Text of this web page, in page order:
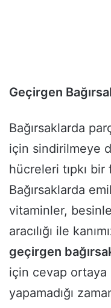
Geçirgen
Bağırsaklarda
için sindirilmeye
hücreleri tıpkı
Bağırsaklarda
vitaminler,
aracılığı ile
geçirgen
için cevap ortaya
yapamadığı